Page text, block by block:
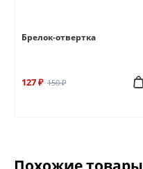
Брелок-отвертка
127 ₽ 150 ₽